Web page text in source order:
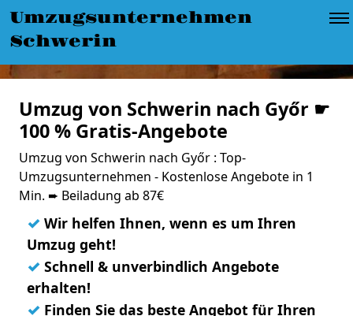
Umzugsunternehmen
Schwerin
Umzug von Schwerin nach Győr ☛
100 % Gratis-Angebote
Umzug von Schwerin nach Győr : Top-
Umzugsunternehmen - Kostenlose Angebote in 1
Min. ➨ Beiladung ab 87€
✓ Wir helfen Ihnen, wenn es um Ihren
Umzug geht!
✓ Schnell & unverbindlich Angebote
erhalten!
✓ Finden Sie das beste Angebot für Ihren